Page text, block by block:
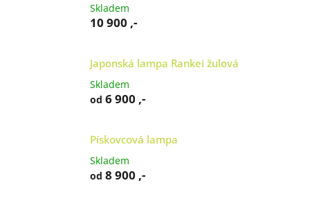
Skladem
10 900 ,-
Japonská lampa Rankei žulová
Skladem
od 6 900 ,-
Pískovcová lampa
Skladem
od 8 900 ,-